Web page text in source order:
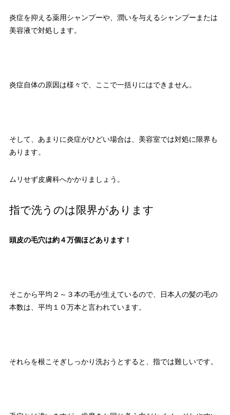
炎症を抑える薬用シャンプーや、潤いを与えるシャンプーまたは
美容液で対処します。
炎症自体の原因は様々で、ここで一括りにはできません。
そして、あまりに炎症がひどい場合は、美容室では対処に限界も
あります。
ムリせず皮膚科へかかりましょう。
指で洗うのは限界があります
頭皮の毛穴は約４万個ほどあります！
そこから平均２～３本の毛が生えているので、日本人の髪の毛の
本数は、平均１０万本と言われています。
それらを根こそぎしっかり洗おうとすると、指では難しいです。